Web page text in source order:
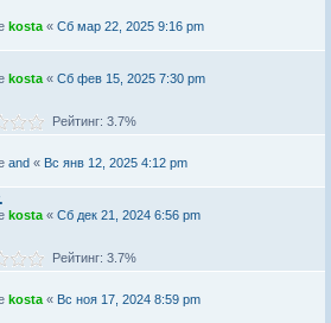
kosta « Сб мар 22, 2025 9:16 pm
kosta « Сб фев 15, 2025 7:30 pm
Рейтинг: 3.7%
and « Вс янв 12, 2025 4:12 pm
kosta « Сб дек 21, 2024 6:56 pm
Рейтинг: 3.7%
kosta « Вс ноя 17, 2024 8:59 pm